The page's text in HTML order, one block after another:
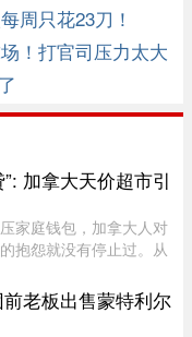
周只花23刀！
！打官司压力太大
加拿大天价超市引
家庭钱包，加拿大人对
抱怨就没有停止过。从
元，各种令人咋舌的超
...
老板出售蒙特利尔